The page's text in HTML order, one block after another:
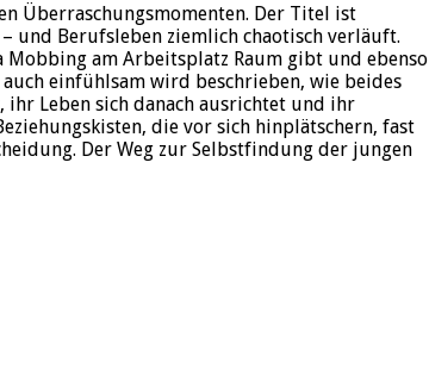
Überraschungsmomenten. Der Titel ist
und Berufsleben ziemlich chaotisch verläuft.
am Arbeitsplatz Raum gibt und ebenso
einfühlsam wird beschrieben, wie beides
Leben sich danach ausrichtet und ihr
die vor sich hinplätschern, fast
Der Weg zur Selbstfindung der jungen